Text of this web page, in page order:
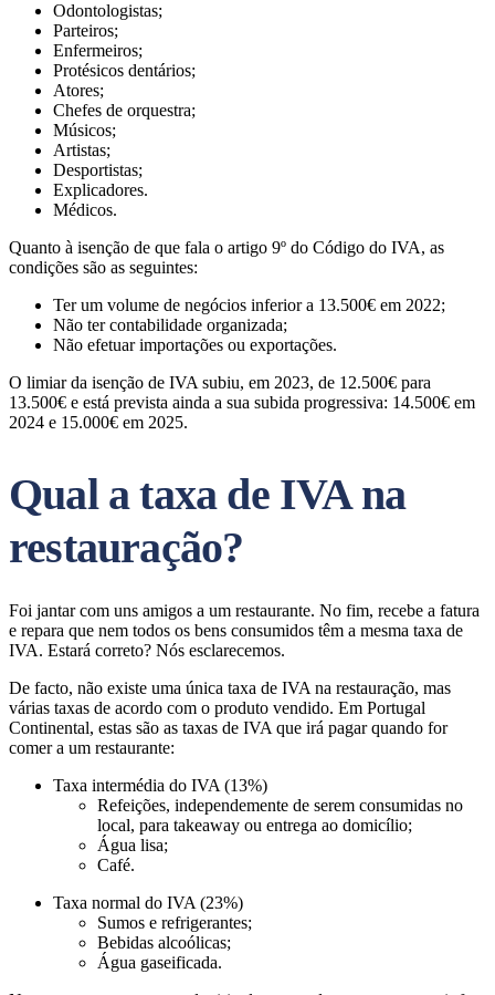
Odontologistas;
Parteiros;
Enfermeiros;
Protésicos dentários;
Atores;
Chefes de orquestra;
Músicos;
Artistas;
Desportistas;
Explicadores.
Médicos.
Quanto à isenção de que fala o artigo 9º do Código do IVA, as
condições são as seguintes:
Ter um volume de negócios inferior a 13.500€ em 2022;
Não ter contabilidade organizada;
Não efetuar importações ou exportações.
O limiar da isenção de IVA subiu, em 2023, de 12.500€ para
13.500€ e está prevista ainda a sua subida progressiva: 14.500€ em
2024 e 15.000€ em 2025.
Qual a taxa de IVA na
restauração?
Foi jantar com uns amigos a um restaurante. No fim, recebe a fatura
e repara que nem todos os bens consumidos têm a mesma taxa de
IVA. Estará correto? Nós esclarecemos.
De facto, não existe uma única taxa de IVA na restauração, mas
várias taxas de acordo com o produto vendido. Em Portugal
Continental, estas são as taxas de IVA que irá pagar quando for
comer a um restaurante:
Taxa intermédia do IVA (13%)
Refeições, independemente de serem consumidas no
local, para takeaway ou entrega ao domicílio;
Água lisa;
Café.
Taxa normal do IVA (23%)
Sumos e refrigerantes;
Bebidas alcoólicas;
Água gaseificada.